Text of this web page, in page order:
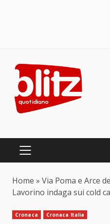
content
PRIMARY
Home » Via Poma e Arce
Lavorino indaga sui cold
Cronaca Cronaca Italia